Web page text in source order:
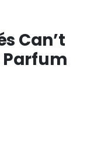
Can’t
Parfum